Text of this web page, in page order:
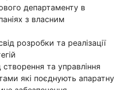
департаменту в
з власним
розробки та реалізації
та управління
які поєднують апаратну